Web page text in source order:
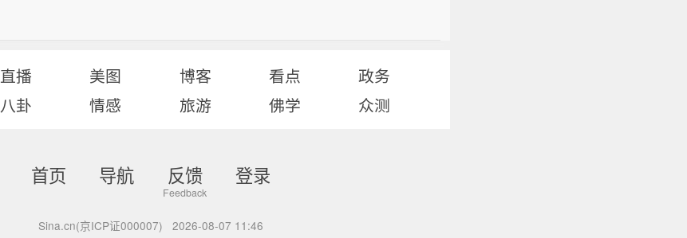
直播 美图 博客 看点
政务
八卦 情感 旅游 佛学 众测
首页 导航 反馈 登录
Sina.cn(京ICP证000007) 2026-08-07 11:46